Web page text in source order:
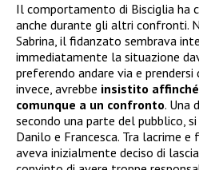
Il comportamento di Bisciglia ha
anche durante gli altri confronti.
Sabrina, il fidanzato sembrava
immediatamente la situazione
preferendo andare via e
invece, avrebbe insistito
comunque a un confronto. Una
secondo una parte del pubblico,
Danilo e Francesca. Tra lacrime
aveva inizialmente deciso di